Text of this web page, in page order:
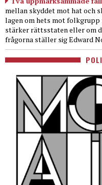
mellan skyddet mot hat och
lagen om hets mot
stärker rättsstaten eller om
frågorna ställer sig Edward